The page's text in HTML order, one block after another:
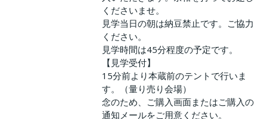
くださいませ。
見学当日の朝は納豆禁止です。ご協力
ください。
見学時間は45分程度の予定です。
【見学受付】
15分前より本蔵前のテントで行いま
す。（量り売り会場）
念のため、ご購入画面またはご購入の
通知メールをご用意ください。